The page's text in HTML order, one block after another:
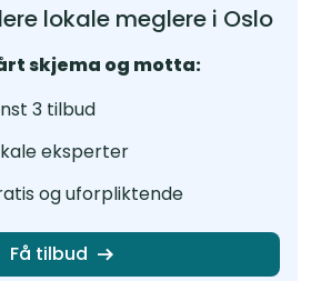
lokale meglere i Oslo
skjema og motta:
3 tilbud
eksperter
og uforpliktende
Få tilbud